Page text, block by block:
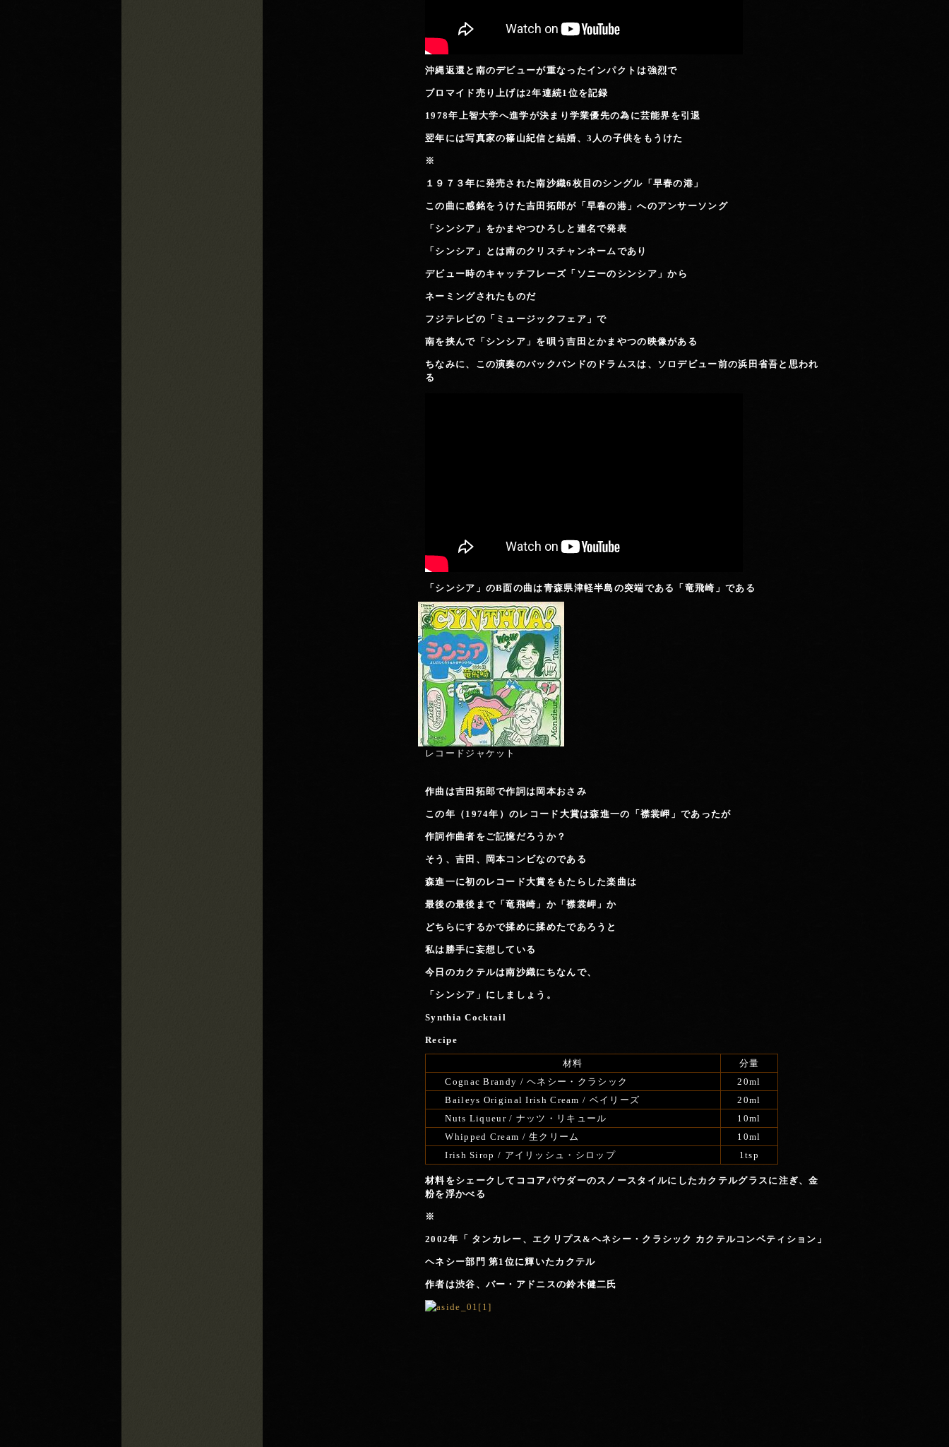
沖縄返還と南のデビューが重なったインパクトは強烈で
ブロマイド売り上げは2年連続1位を記録
1978年上智大学へ進学が決まり学業優先の為に芸能界を引退
翌年には写真家の篠山紀信と結婚、3人の子供をもうけた
※
１９７３年に発売された南沙織6枚目のシングル「早春の港」
この曲に感銘をうけた吉田拓郎が「早春の港」へのアンサーソング
「シンシア」をかまやつひろしと連名で発表
「シンシア」とは南のクリスチャンネームであり
デビュー時のキャッチフレーズ 「ソニーのシンシア」から
ネーミングされたものだ
フジテレビの「ミュージックフェア」で
南を挟んで「シンシア」を唄う吉田とかまやつの映像がある
ちなみに、この演奏のバックバンドのドラムスは、ソロデビュー前の浜田省吾と思われ
る
「シンシア」のB面の曲は青森県津軽半島の突端である「竜飛崎」である
レコードジャケット
作曲は吉田拓郎で作詞は岡本おさみ
この年（1974年）のレコード大賞は森進一の「襟裳岬」であったが
作詞作曲者をご記憶だろうか？
そう、吉田、岡本コンビなのである
森進一に初のレコード大賞をもたらした楽曲は
最後の最後まで 「竜飛崎」か「襟裳岬」か
どちらにするかで揉めに揉めたであろうと
私は勝手に妄想している
今日のカクテルは南沙織にちなんで、
「シンシア」にしましょう。
Synthia Cocktail
Recipe
材料
分量
Cognac Brandy / ヘネシー・クラシック
20ml
Baileys Original Irish Cream / ベイリーズ
20ml
Nuts Liqueur / ナッツ・リキュール
10ml
Whipped Cream / 生クリーム
10ml
Irish Sirop / アイリッシュ・シロップ
1tsp
材料をシェークしてココアパウダーのスノースタイルにしたカクテルグラスに注ぎ、金
粉を浮かべる
※
2002年 「 タンカレー、エクリプス&ヘネシー・クラシック カクテルコンペティション」
ヘネシー部門 第1位に輝いたカクテル
作者は渋谷、バー・アドニスの鈴木健二氏